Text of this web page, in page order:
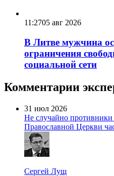
11:2705 авг 2026
В Литве мужчина
ограничения
социальной сети
Комментарии
31 июл 2026
Не случайно противники
Православной Церкви
Сергей Лущ